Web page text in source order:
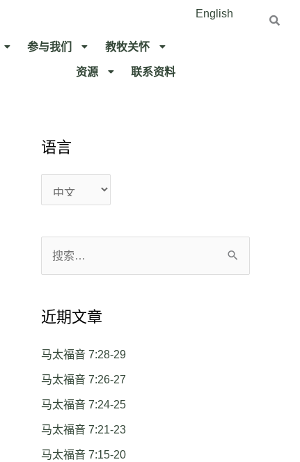
English
参与我们
教牧关怀​
资源
联系资料​
语言
语
近期文章
马太福音 7:28-29
马太福音 7:26-27
马太福音 7:24-25
马太福音 7:21-23
马太福音 7:15-20
语